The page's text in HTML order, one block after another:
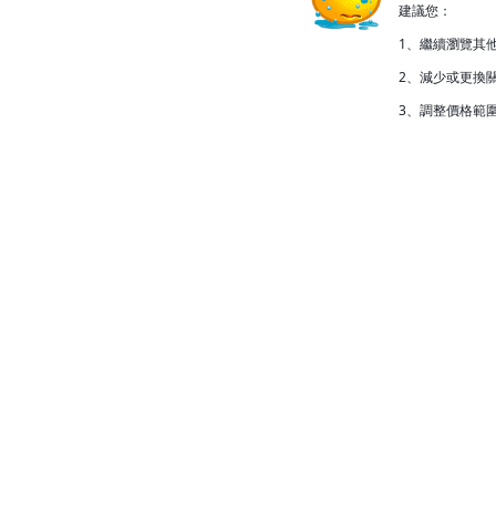
建議您：
1、繼續瀏覽其
2、減少或更換
3、調整價格範